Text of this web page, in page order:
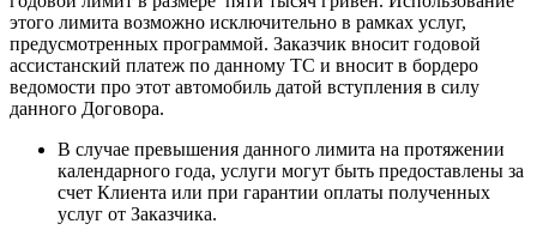
этого лимита возможно исключительно в рамках услуг,
предусмотренных программой. Заказчик вносит годовой
ассистанский платеж по данному ТС и вносит в бордеро
ведомости про этот автомобиль датой вступления в силу
данного Договора.
В случае превышения данного лимита на протяжении
календарного года, услуги могут быть предоставлены за
счет Клиента или при гарантии оплаты полученных
услуг от Заказчика.